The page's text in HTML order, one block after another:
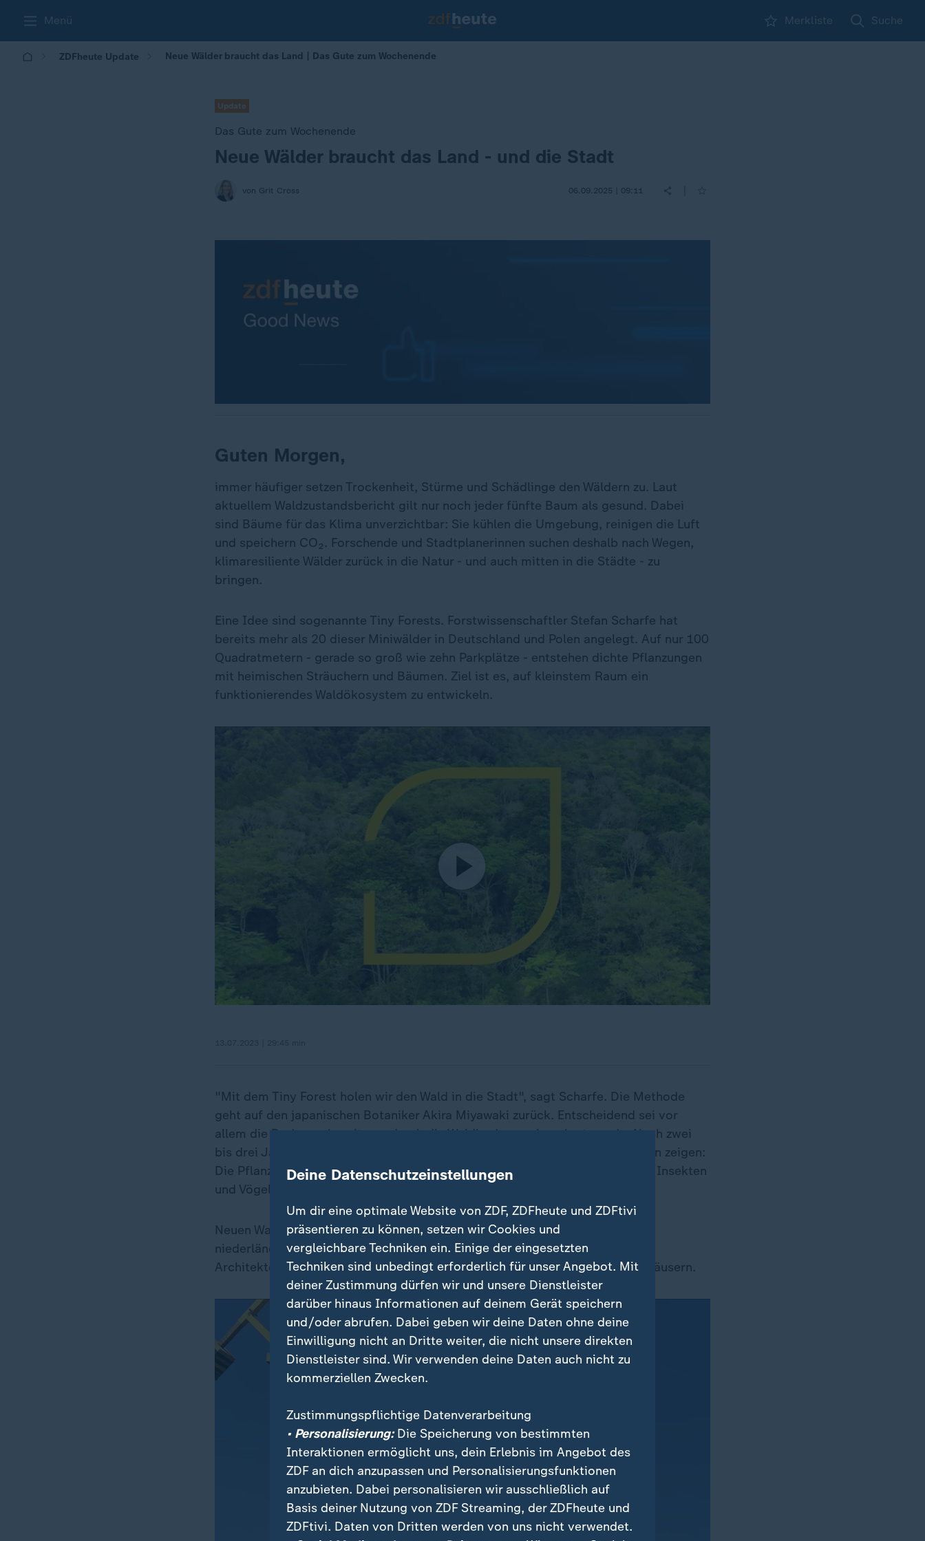
Menü Merkliste Suche
ZDFheute Update Neue Wälder braucht das Land | Das Gute zum Wochenende
Update
Das Gute zum Wochenende
:Neue Wälder braucht das Land - und die Stadt
von Grit Cross 06.09.2025 | 09:11
Guten Morgen,
immer häufiger setzen Trockenheit, Stürme und Schädlinge den Wäldern zu. Laut
aktuellem Waldzustandsbericht gilt nur noch jeder fünfte Baum als gesund. Dabei
sind Bäume für das Klima unverzichtbar: Sie kühlen die Umgebung, reinigen die Luft
und speichern CO₂. Forschende und Stadtplanerinnen suchen deshalb nach Wegen,
klimaresiliente Wälder zurück in die Natur - und auch mitten in die Städte - zu
bringen.
Eine Idee sind sogenannte Tiny Forests. Forstwissenschaftler Stefan Scharfe hat
bereits mehr als 20 dieser Miniwälder in Deutschland und Polen angelegt. Auf nur 100
Quadratmetern - gerade so groß wie zehn Parkplätze - entstehen dichte Pflanzungen
mit heimischen Sträuchern und Bäumen. Ziel ist es, auf kleinstem Raum ein
funktionierendes Waldökosystem zu entwickeln.
"Mit dem Tiny Forest holen wir den Wald in die Stadt", sagt Scharfe. Die Methode
geht auf den japanischen Botaniker Akira Miyawaki zurück. Entscheidend sei vor
allem die Bodenvorbereitung, durch die Waldboden nachgeahmt werde. Nach zwei
bis drei Jahren wächst ein solcher Miniwald ohne Pflege weiter. Erste Studien zeigen:
Die Pflanzungen helfen, die Umgebungstemperatur zu senken und sie bieten Insekten
und Vögeln neue Lebensräume.
Neuen Wald dorthin bringen, wo die Menschen wohnen. Das will auch der
niederländische Gartenbautechniker Leo von Dalen. In Utrecht setzt er ein
Architektenkonzept um und pflanzt Bäume auf Dächern und Fassaden von Häusern.
Deine Datenschutzeinstellungen
Um dir eine optimale Website von ZDF, ZDFheute und ZDFtivi
präsentieren zu können, setzen wir Cookies und
vergleichbare Techniken ein. Einige der eingesetzten
Techniken sind unbedingt erforderlich für unser Angebot. Mit
deiner Zustimmung dürfen wir und unsere Dienstleister
darüber hinaus Informationen auf deinem Gerät speichern
und/oder abrufen. Dabei geben wir deine Daten ohne deine
Einwilligung nicht an Dritte weiter, die nicht unsere direkten
Dienstleister sind. Wir verwenden deine Daten auch nicht zu
kommerziellen Zwecken.
Zustimmungspflichtige Datenverarbeitung
• Personalisierung:Die Speicherung von bestimmten
Interaktionen ermöglicht uns, dein Erlebnis im Angebot des
ZDF an dich anzupassen und Personalisierungsfunktionen
anzubieten. Dabei personalisieren wir ausschließlich auf
Basis deiner Nutzung von ZDF Streaming, der ZDFheute und
ZDFtivi. Daten von Dritten werden von uns nicht verwendet.